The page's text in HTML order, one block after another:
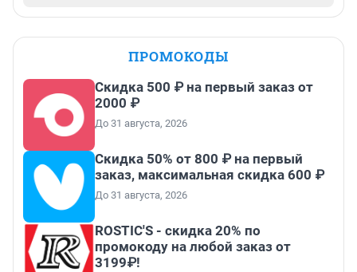
ПРОМОКОДЫ
Скидка 500 ₽ на первый заказ от
2000 ₽
До 31 августа, 2026
Скидка 50% от 800 ₽ на первый
заказ, максимальная скидка 600 ₽
До 31 августа, 2026
ROSTIC'S - скидка 20% по
промокоду на любой заказ от
3199₽!